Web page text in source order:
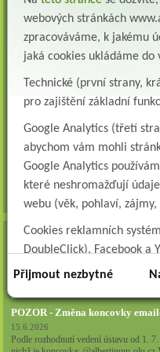
Všeobecná sestra na plicní
Albertinum, odborný léčebný ústav,
SESTRA na oddělení pneumologie a
Logoped/klinický logoped
Albertinum,
Ergoterapeut/ka
Albertinum, odborný léčebný ústav,
29.7.2026
POZOR - Změna koncovky
15.6.2026
Podle rozhodnutí vedení ústavu od 1.
webových stránkách
zpracováváme, k jakému
jaká cookies ukládáme do
Technické (první strany,
pro zajištění základní
Google Analytics (třetí
abychom vám mohli
Google Analytics
které neshromažďují
webu (věk, pohlaví, zájmy,
Cookies reklamních
DoubleClick), Facebook a
dlouhodobé). Tyto
cookies
například prostřednictvím
sociálních sítích.
Přijmout nezbytné